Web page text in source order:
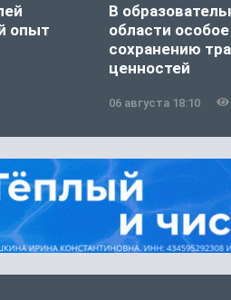
опыт
В
области
сохранению
ценностей
06 августа 18:10